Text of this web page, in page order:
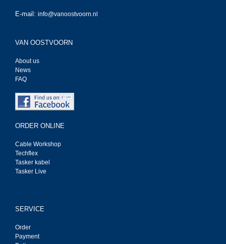
E-mail: info@vanoostvoorn.nl
VAN OOSTVOORN
About us
News
FAQ
ORDER ONLINE
Cable Workshop
Techflex
Tasker kabel
Tasker Live
SERVICE
Order
Payment